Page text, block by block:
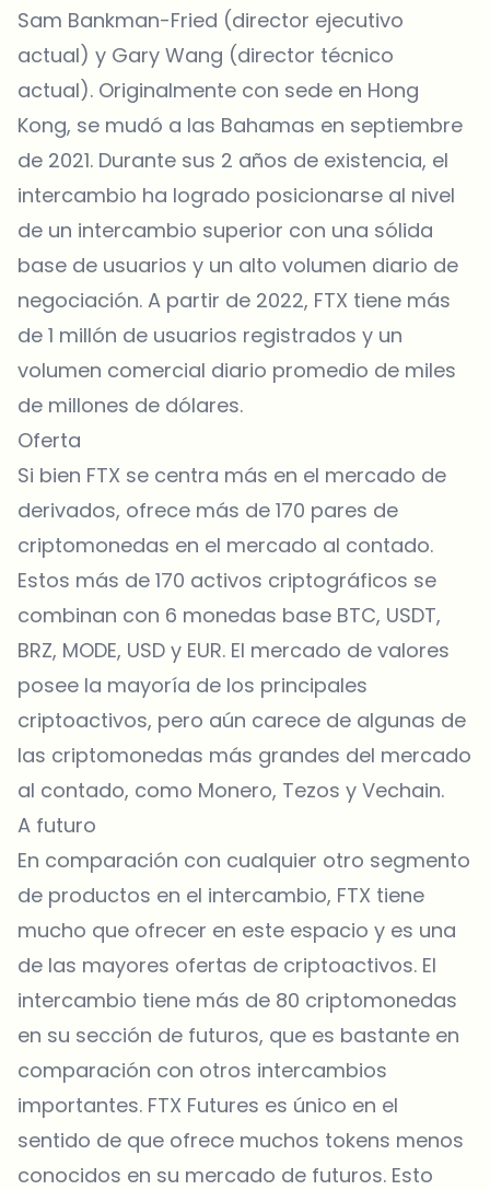
Sam Bankman-Fried (director ejecutivo
actual) y Gary Wang (director técnico
actual). Originalmente con sede en Hong
Kong, se mudó a las Bahamas en septiembre
de 2021. Durante sus 2 años de existencia, el
intercambio ha logrado posicionarse al nivel
de un intercambio superior con una sólida
base de usuarios y un alto volumen diario de
negociación. A partir de 2022, FTX tiene más
de 1 millón de usuarios registrados y un
volumen comercial diario promedio de miles
de millones de dólares.
Oferta
Si bien FTX se centra más en el mercado de
derivados, ofrece más de 170 pares de
criptomonedas en el mercado al contado.
Estos más de 170 activos criptográficos se
combinan con 6 monedas base BTC, USDT,
BRZ, MODE, USD y EUR. El mercado de valores
posee la mayoría de los principales
criptoactivos, pero aún carece de algunas de
las criptomonedas más grandes del mercado
al contado, como Monero, Tezos y Vechain.
A futuro
En comparación con cualquier otro segmento
de productos en el intercambio, FTX tiene
mucho que ofrecer en este espacio y es una
de las mayores ofertas de criptoactivos. El
intercambio tiene más de 80 criptomonedas
en su sección de futuros, que es bastante en
comparación con otros intercambios
importantes. FTX Futures es único en el
sentido de que ofrece muchos tokens menos
conocidos en su mercado de futuros. Esto